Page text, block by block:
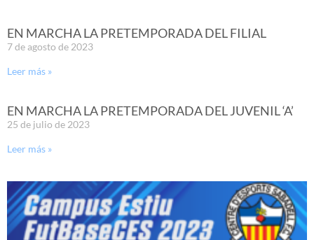
EN MARCHA LA PRETEMPORADA DEL FILIAL
7 de agosto de 2023
Leer más »
EN MARCHA LA PRETEMPORADA DEL JUVENIL ‘A’
25 de julio de 2023
Leer más »